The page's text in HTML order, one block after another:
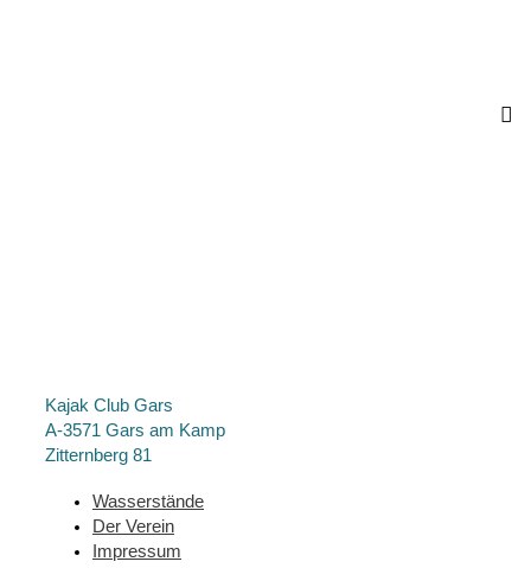
Kajak Club Gars
A-3571 Gars am Kamp
Zitternberg 81
Wasserstände
Der Verein
Impressum